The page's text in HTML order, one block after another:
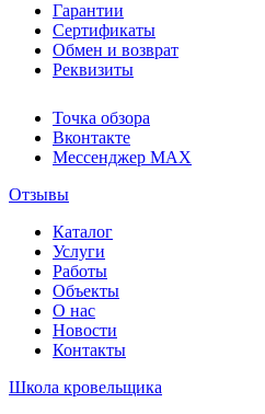
Гарантии
Сертификаты
Обмен и возврат
Реквизиты
Точка обзора
Вконтакте
Мессенджер MAX
Отзывы
Каталог
Услуги
Работы
Объекты
О нас
Новости
Контакты
Школа кровельщика